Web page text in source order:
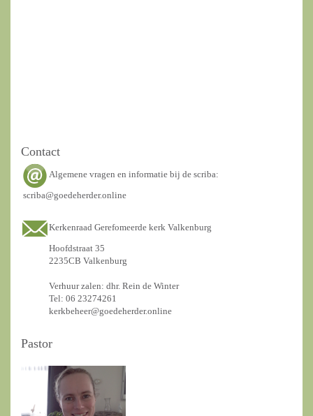
Contact
Algemene vragen en informatie bij de scriba:
scriba@goedeherder.online
Kerkenraad Gerefomeerde kerk Valkenburg
Hoofdstraat 35
2235CB Valkenburg
Verhuur zalen: dhr. Rein de Winter
Tel: 06 23274261
kerkbeheer@goedeherder.online
Pastor